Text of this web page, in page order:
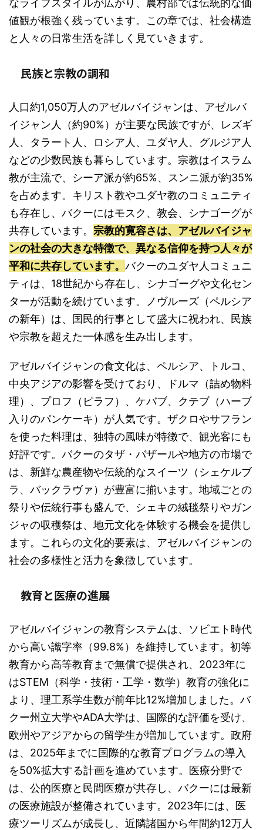
なライフスタイルが広がり、農村部では伝統的な価
値観が根強く残っています。この章では、社会構造
と人々の日常生活を詳しく見ていきます。
民族と宗教の調和
人口約1,050万人のアゼルバイジャンは、アゼルバ
イジャン人（約90%）が主要な民族ですが、レズギ
人、タラート人、ロシア人、ユダヤ人、グルジア人
などの少数民族も暮らしています。宗教はイスラム
教が主流で、シーア派が約65%、スンニ派が約35%
を占めます。キリスト教やユダヤ教のコミュニティ
も存在し、バクーにはモスク、教会、シナゴーグが
共存しています。 宗教的寛容さは、アゼルバイジャ
ンの社会の大きな特徴で、異なる信仰を持つ人々が
平和に共存しています。 バクーのユダヤ人コミュニ
ティは、18世紀から存在し、シナゴーグや文化セン
ターが活動を続けています。ノヴルーズ（ペルシア
の新年）は、国民的行事として盛大に祝われ、民族
や宗教を超えた一体感を生み出します。
アゼルバイジャンの食文化は、ペルシア、トルコ、
中央アジアの影響を受けており、ドルマ（詰め物料
理）、プロフ（ピラフ）、ケバブ、クテブ（ハーブ
入りのパンケーキ）が人気です。ザクロやサフラン
を使った料理は、独特の風味が特徴で、観光客にも
好評です。バクーのタザ・バザールや地方の市場で
は、新鮮な農産物や伝統的なスイーツ（シェケルブ
ラ、バックラヴァ）が豊富に揃います。地域ごとの
祭りや伝統行事も盛んで、シェキの絨毯祭りやガン
ジャの収穫祭は、地元文化を体験する機会を提供し
ます。これらの文化的要素は、アゼルバイジャンの
社会の多様性と活力を象徴しています。
教育と医療の進展
アゼルバイジャンの教育システムは、ソビエト時代
から高い識字率（99.8%）を維持しています。初等
教育から高等教育まで無償で提供され、2023年に
はSTEM（科学・技術・工学・数学）教育の強化に
より、理工系学生数が前年比12%増加しました。バ
クー州立大学やADA大学は、国際的な評価を受け、
欧州やアジアからの留学生が増加しています。政府
は、2025年までに国際的な教育プログラムの導入
を50%拡大する計画を進めています。医療分野で
は、公的医療と民間医療が共存し、バクーには最新
の医療施設が整備されています。2023年には、医
療ツーリズムが成長し、近隣諸国から年間約12万人